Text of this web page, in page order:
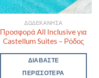
ΔΩΔΕΚΆΝΗΣΑ
Προσφορά All Inclusive για
Castellum Suites – Ρόδος
ΔΙΑΒΆΣΤΕ
ΠΕΡΙΣΣΌΤΕΡΑ